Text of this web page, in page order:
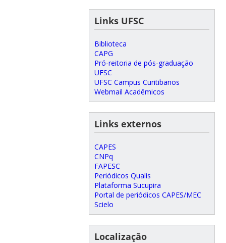
Links UFSC
Biblioteca
CAPG
Pró-reitoria de pós-graduação
UFSC
UFSC Campus Curitibanos
Webmail Acadêmicos
Links externos
CAPES
CNPq
FAPESC
Periódicos Qualis
Plataforma Sucupira
Portal de periódicos CAPES/MEC
Scielo
Localização